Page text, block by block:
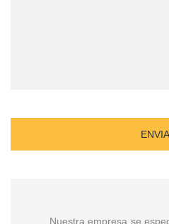
Nuestra empresa se